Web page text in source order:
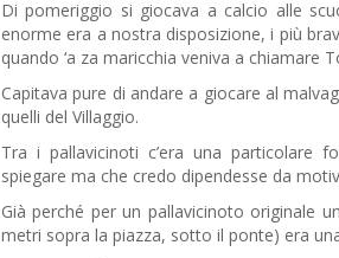
Di pomeriggio si giocava a calcio alle
enorme era a nostra disposizione, i più
quando ‘a za maricchia veniva a chiamare
Capitava pure di andare a giocare al
quelli del Villaggio.
Tra i pallavicinoti c’era una particolare
spiegare ma che credo dipendesse da
Già perché per un pallavicinoto originale
metri sopra la piazza, sotto il ponte) era